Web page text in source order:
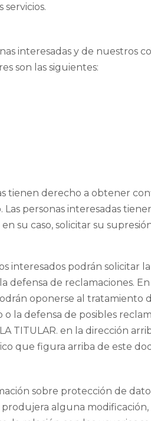
servicios.
interesadas y de nuestros
son las siguientes:
tienen derecho a obtener
personas interesadas
su caso, solicitar su
interesados podrán solicitar
defensa de reclamaciones.
oponerse al tratamiento
la defensa de posibles
TITULAR. en la dirección
que figura arriba de este
sobre protección de
alguna